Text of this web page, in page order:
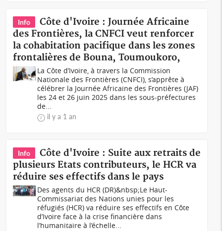
Info
Côte d'Ivoire : Journée Africaine
des Frontières, la CNFCI veut renforcer
la cohabitation pacifique dans les zones
frontalières de Bouna, Toumoukoro,
La Côte d’Ivoire, à travers la Commission
Nationale des Frontières (CNFCI), s’apprête à
célébrer la Journée Africaine des Frontières (JAF)
les 24 et 26 juin 2025 dans les sous-préfectures
de...
il y a 1 an
Info
Côte d'Ivoire : Suite aux retraits de
plusieurs Etats contributeurs, le HCR va
réduire ses effectifs dans le pays
Des agents du HCR (DR)&nbsp;Le Haut-
Commissariat des Nations unies pour les
réfugiés (HCR) va réduire ses effectifs en Côte
d’Ivoire face à la crise financière dans
l’humanitaire à l’échelle...